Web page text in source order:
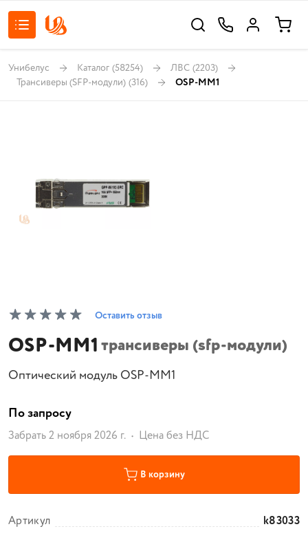
Унибелус Каталог (58254) ЛВС (2203)
Трансиверы (SFP-модули) (316) OSP-MM1
Оставить отзыв
OSP-MM1трансиверы (sfp-модули)
Оптический модуль OSP-MM1
По запросу
Забрать 2 ноября 2026 г. Цена без НДС
В корзину
Артикул
k83033